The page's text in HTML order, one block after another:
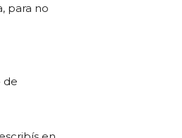
para no
de